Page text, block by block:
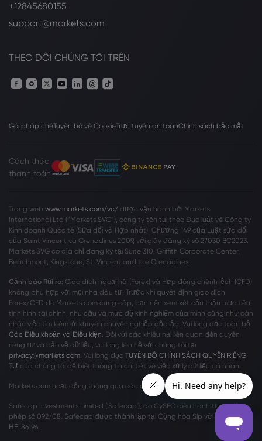
+12845680155
support@markets.com
THEO DÕI CHÚNG TÔI TRÊN
Gói pháp chếTuyên bố về CookieTrực tuyến an toànChính sách bảo mật
Cách thức
thanh toán
Trang web www.markets.com/vc/ được vận hành bởi Markets
International Ltd (“Markets SVG”), công ty tồn tại theo Đạo luật về Công ty
Kinh doanh Quốc tế (Sửa đổi và Hợp nhất), Chương 149 của Luật sửa đổi
của Saint Vincent và Grenadines 2009, với giấy đăng ký số 27030 BC2023.
Markets SVG có địa chỉ đăng ký tại Suite 310, Griffith Corporate Center,
Beachmont, Kingstone, St. Vincent and the Grenadines.
Cảnh báo Rủi ro: Giao dịch ngoại hối (Forex) và Hợp đồng chênh lệch (CFD)
không phù hợp với mọi nhà đầu tư. Trước khi quyết định giao dịch
Forex/CFD do Markets.com cung cấp, bạn nên xem xét cẩn thận mục tiêu,
tình hình tài chính, nhu cầu và mức độ kinh nghiệm của mình cũng như cân
nhắc việc tìm kiếm lời khuyên chuyên nghiệp độc lập. Vui lòng đọc toàn bộ
Các Điều khoản và Điều kiện. Đối với các khiếu nại liên quan đến quyền
riêng tư và bảo vệ dữ liệu, vui lòng liên hệ với chúng tôi tại
privacy@markets.com. Vui lòng đọc TUYÊN BỐ CHÍNH SÁCH QUYỀN RIÊNG
TƯ của chúng tôi để biết thông tin chi tiết về việc xử lý dữ liệu cá nhân.
Markets.com hoạt động thông qua các chi nhánh sau:
Safecap Investments Limited ('Safecap'), do CySEC điều hành theo giấy
phép số 092/08. Safecap được thành lập tại Cộng hòa Síp với số công ty
ΗΕ186196.